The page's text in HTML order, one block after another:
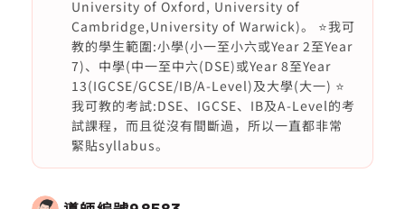
University of Oxford, University of
Cambridge,University of Warwick)。 ⭐️我可
教的學生範圍:小學(小一至小六或Year 2至Year
7)、中學(中一至中六(DSE)或Year 8至Year
13(IGCSE/GCSE/IB/A-Level)及大學(大一) ⭐️
我可教的考試:DSE、IGCSE、IB及A-Level的考
試課程，而且從沒有間斷過，所以一直都非常
緊貼syllabus。